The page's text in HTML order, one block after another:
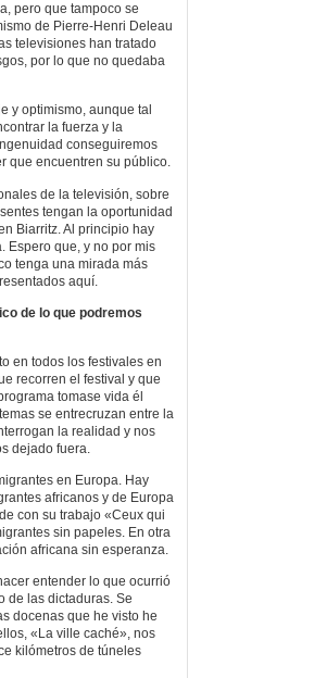
pero que tampoco se
de Pierre-Henri Deleau
televisiones han tratado
por lo que no quedaba
y optimismo, aunque tal
la fuerza y la
conseguiremos
que encuentren su público.
de la televisión, sobre
tengan la oportunidad
Biarritz. Al principio hay
Espero que, y no por mis
tenga una mirada más
aquí.
de lo que podremos
en todos los festivales en
recorren el festival y que
tomase vida él
se entrecruzan entre la
la realidad y nos
dejado fuera.
en Europa. Hay
africanos y de Europa
con su trabajo «Ceux qui
sin papeles. En otra
africana sin esperanza.
entender lo que ocurrió
de las dictaduras. Se
docenas que he visto he
«La ville caché», nos
kilómetros de túneles